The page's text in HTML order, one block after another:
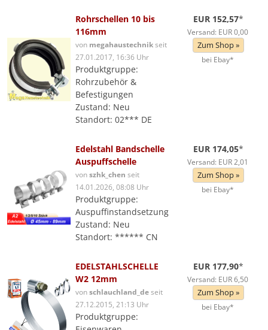
Rohrschellen 10 bis
116mm
von megahaustechnikseit
27.01.2017, 16:36 Uhr
Produktgruppe:
Rohrzubehör &
Befestigungen
Zustand: Neu
Standort: 02*** DE
EUR 152,57*
Versand: EUR 0,00
Zum Shop »
bei Ebay*
Edelstahl Bandschelle
Auspuffschelle
vonszhk_chen seit
14.01.2026, 08:08 Uhr
Produktgruppe:
Auspuffinstandsetzung
Zustand: Neu
Standort: ****** CN
EUR 174,05*
Versand: EUR 2,01
Zum Shop »
bei Ebay*
EDELSTAHLSCHELLE
W2 12mm
vonschlauchland_deseit
27.12.2015, 21:13 Uhr
Produktgruppe:
EUR 177,90*
Versand: EUR 6,50
Zum Shop »
bei Ebay*